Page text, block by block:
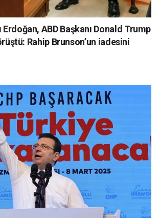
Erdoğan, ABD Başkanı Donald Trump
Rahip Brunson’un iadesini